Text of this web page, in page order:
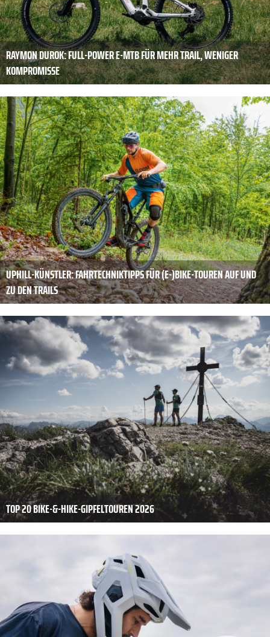
RAYMON DUROK: FULL-POWER E-MTB FÜR MEHR TRAIL, WENIGER
KOMPROMISSE
UPHILL-KÜNSTLER: FAHRTECHNIKTIPPS FÜR (E-)BIKE-TOUREN AUF UND
ZU DEN TRAILS
TOP 20 BIKE-&-HIKE-GIPFELTOUREN 2026